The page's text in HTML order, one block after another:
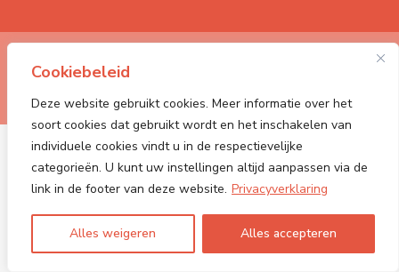
Cookiebeleid
Deze website gebruikt cookies. Meer informatie over het
soort cookies dat gebruikt wordt en het inschakelen van
individuele cookies vindt u in de respectievelijke
categorieën. U kunt uw instellingen altijd aanpassen via de
link in de footer van deze website. Privacyverklaring
Alles weigeren Alles accepteren
Powered by:PONCK | The Web Company